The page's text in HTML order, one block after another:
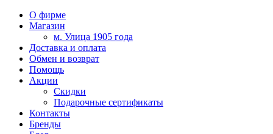
О фирме
Магазин
м. Улица 1905 года
Доставка и оплата
Обмен и возврат
Помощь
Акции
Скидки
Подарочные сертификаты
Контакты
Бренды